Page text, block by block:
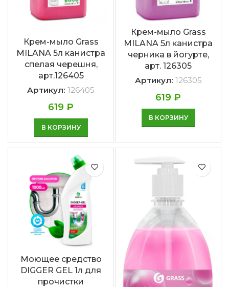
Крем-мыло Grass
MILANA 5л канистра
спелая черешня,
арт.126405
Артикул: 126405
619 ₽
В КОРЗИНУ
Крем-мыло Grass
MILANA 5л канистра
черника в йогурте,
арт. 126305
Артикул: 126305
619 ₽
В КОРЗИНУ
Моющее средство
DIGGER GEL 1л для
прочистки